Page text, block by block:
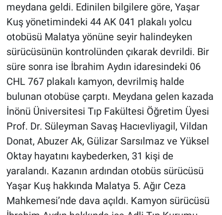
meydana geldi. Edinilen bilgilere göre, Yaşar
Kuş yönetimindeki 44 AK 041 plakalı yolcu
otobüsü Malatya yönüne seyir halindeyken
sürücüsünün kontrolünden çıkarak devrildi. Bir
süre sonra ise İbrahim Aydın idaresindeki 06
CHL 767 plakalı kamyon, devrilmiş halde
bulunan otobüse çarptı. Meydana gelen kazada
İnönü Üniversitesi Tıp Fakültesi Öğretim Üyesi
Prof. Dr. Süleyman Savaş Hacıevliyagil, Vildan
Donat, Abuzer Ak, Gülizar Sarsılmaz ve Yüksel
Oktay hayatını kaybederken, 31 kişi de
yaralandı. Kazanın ardından otobüs sürücüsü
Yaşar Kuş hakkında Malatya 5. Ağır Ceza
Mahkemesi’nde dava açıldı. Kamyon sürücüsü